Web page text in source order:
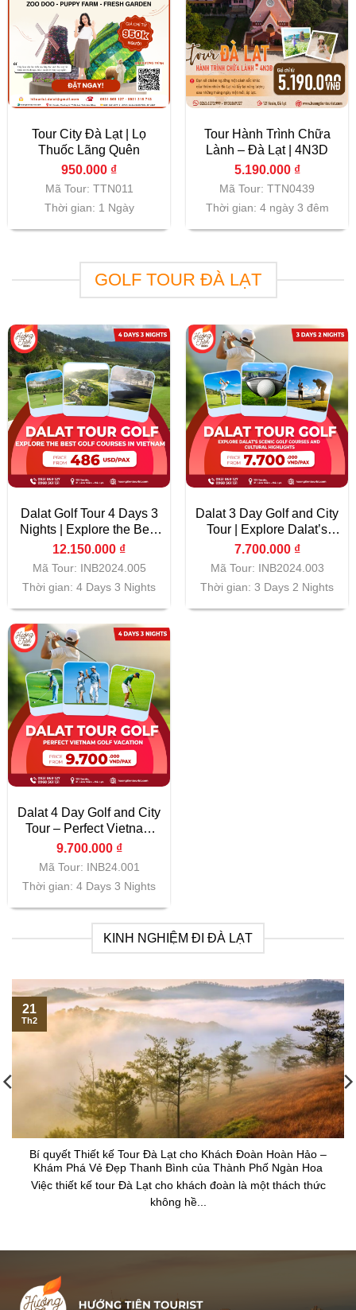
Tour City Đà Lạt | Lọ
Thuốc Lãng Quên
950.000 ₫
Mã Tour: TTN011
Thời gian: 1 Ngày
Tour Hành Trình Chữa
Lành – Đà Lạt | 4N3D
5.190.000 ₫
Mã Tour: TTN0439
Thời gian: 4 ngày 3 đêm
GOLF TOUR ĐÀ LẠT
Dalat Golf Tour 4 Days 3
Nights | Explore the Best
Golf Courses in Vietnam
12.150.000 ₫
Mã Tour: INB2024.005
Thời gian: 4 Days 3 Nights
Dalat 3 Day Golf and City
Tour | Explore Dalat’s
Scenic Golf Courses and
Cultural Highlights
7.700.000 ₫
Mã Tour: INB2024.003
Thời gian: 3 Days 2 Nights
Dalat 4 Day Golf and City
Tour – Perfect Vietnam
Golf Vacation
9.700.000 ₫
Mã Tour: INB24.001
Thời gian: 4 Days 3 Nights
KINH NGHIỆM ĐI ĐÀ LẠT
Bí quyết Thiết kế Tour Đà Lạt cho Khách Đoàn Hoàn Hảo –
Khám Phá Vẻ Đẹp Thanh Bình của Thành Phố Ngàn Hoa
Việc thiết kế tour Đà Lạt cho khách đoàn là một thách thức
không hề...
21
Th2